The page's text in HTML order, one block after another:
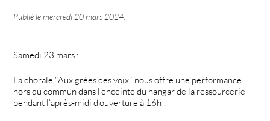
Publié lemercredi 20 mars 2024
Samedi 23 mars :
La chorale "Aux grées des voix" nous offre une performance
hors du commun dans l’enceinte du hangar de la ressourcerie
pendant l’après-midi d’ouverture à 16h !